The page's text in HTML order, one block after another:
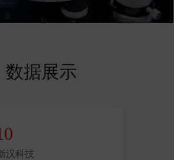
数据展示
汉科技